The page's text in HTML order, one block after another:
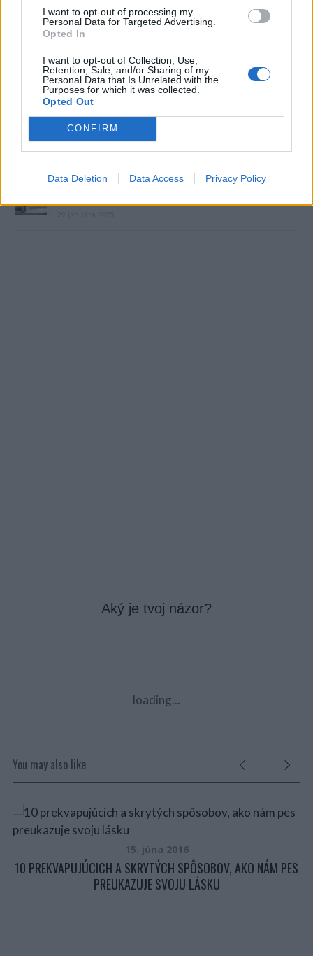
I want to opt-out of processing my
Personal Data for Targeted Advertising.
Opted In
I want to opt-out of Collection, Use,
Retention, Sale, and/or Sharing of my
Personal Data that Is Unrelated with the
Purposes for which it was collected.
Opted Out
CONFIRM
Data Deletion Data Access Privacy Policy
Foto:Instagram, Facebook, vondrackova.cz
Prečítajte si aj
Dôverujte si, rozprávajte sa a užívajte si: 6 tipov, ako mať z intímneho
zblíženia intenzívnejší pôžitok
Máte vysokú spotrebu vody a málo úspor na blížiace sa ročné
Aký je tvoj názor?
loading...
You may also like
15. júna 2016
10 PREKVAPUJÚCICH A SKRYTÝCH SPÔSOBOV, AKO NÁM PES
PREUKAZUJE SVOJU LÁSKU